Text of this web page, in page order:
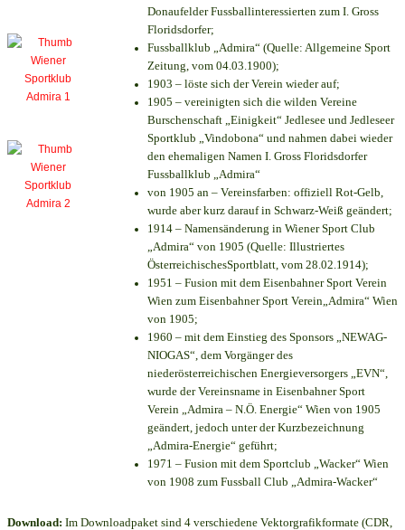
Donaufelder Fussballinteressierten zum I. Gross
Floridsdorfer;
Fussballklub „Admira“ (Quelle: Allgemeine Sport
Zeitung, vom 04.03.1900);
1903 – löste sich der Verein wieder auf;
1905 – vereinigten sich die wilden Vereine
Burschenschaft „Einigkeit“ Jedlesee und Jedleseer
Sportklub „Vindobona“ und nahmen dabei wieder
den ehemaligen Namen I. Gross Floridsdorfer
Fussballklub „Admira“
von 1905 an – Vereinsfarben: offiziell Rot-Gelb,
wurde aber kurz darauf in Schwarz-Weiß geändert;
1914 – Namensänderung in Wiener Sport Club
„Admira“ von 1905 (Quelle: Illustriertes
ÖsterreichischesSportblatt, vom 28.02.1914);
1951 – Fusion mit dem Eisenbahner Sport Verein
Wien zum Eisenbahner Sport Verein„Admira“ Wien
von 1905;
1960 – mit dem Einstieg des Sponsors „NEWAG-
NIOGAS“, dem Vorgänger des
niederösterreichischen Energieversorgers „EVN“,
wurde der Vereinsname in Eisenbahner Sport
Verein „Admira – N.Ö. Energie“ Wien von 1905
geändert, jedoch unter der Kurzbezeichnung
„Admira-Energie“ geführt;
1971 – Fusion mit dem Sportclub „Wacker“ Wien
von 1908 zum Fussball Club „Admira-Wacker“
Download: Im Downloadpaket sind 4 verschiedene Vektorgrafikformate (CDR,